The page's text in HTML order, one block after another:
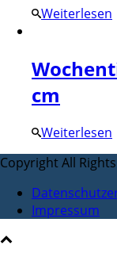
Weiterlesen
cm
Weiterlesen
Copyright All
Impressum